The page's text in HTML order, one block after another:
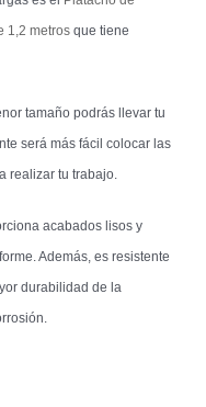
1,2 metros que tiene
tamaño podrás llevar tu
será más fácil colocar las
realizar tu trabajo.
acabados lisos y
Además, es resistente
durabilidad de la